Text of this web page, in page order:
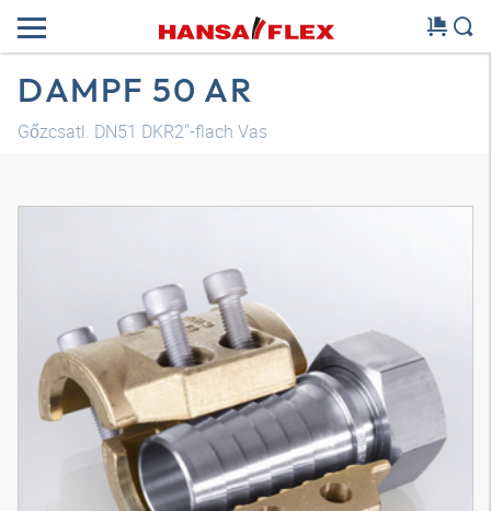
DAMPF 50 AR
Gőzcsatl. DN51 DKR2"-flach Vas